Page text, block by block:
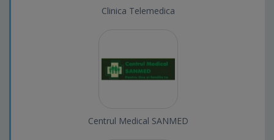
Clinica Telemedica
Centrul Medical SANMED